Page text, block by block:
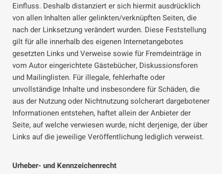
Einfluss. Deshalb distanziert er sich hiermit ausdrücklich
von allen Inhalten aller gelinkten/verknüpften Seiten, die
nach der Linksetzung verändert wurden. Diese Feststellung
gilt für alle innerhalb des eigenen Internetangebotes
gesetzten Links und Verweise sowie für Fremdeinträge in
vom Autor eingerichtete Gästebücher, Diskussionsforen
und Mailinglisten. Für illegale, fehlerhafte oder
unvollständige Inhalte und insbesondere für Schäden, die
aus der Nutzung oder Nichtnutzung solcherart dargebotener
Informationen entstehen, haftet allein der Anbieter der
Seite, auf welche verwiesen wurde, nicht derjenige, der über
Links auf die jeweilige Veröffentlichung lediglich verweist.
Urheber- und Kennzeichenrecht